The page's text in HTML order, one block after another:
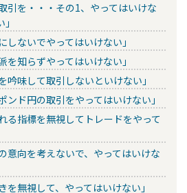
引を・・・その1、やってはいけな
ないでやってはいけない」
知らずやってはいけない」
吟味して取引しないといけない」
ド円の取引をやってはいけない」
る指標を無視してトレードをやって
意向を考えないで、やってはいけな
無視して、やってはいけない」